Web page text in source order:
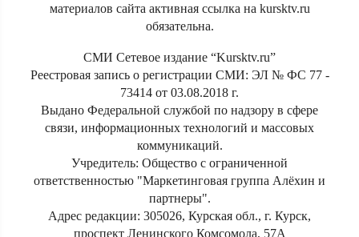
материалов сайта активная ссылка на kursktv.ru
обязательна.
СМИ Сетевое издание “Kursktv.ru”
Реестровая запись о регистрации СМИ: ЭЛ № ФС 77 -
73414 от 03.08.2018 г.
Выдано Федеральной службой по надзору в сфере
связи, информационных технологий и массовых
коммуникаций.
Учредитель: Общество с ограниченной
ответственностью "Маркетинговая группа Алёхин и
партнеры".
Адрес редакции: 305026, Курская обл., г. Курск,
проспект Ленинского Комсомола, 57А